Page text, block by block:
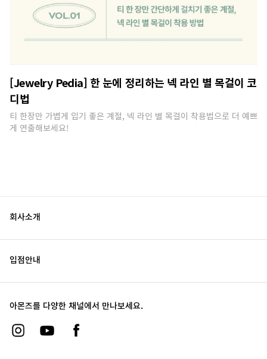
[Jewelry Pedia] 한 눈에 정리하는 넥 라인 별 목걸이 코
디법
티 한장만 가볍게 입기 좋은 계절, 넥 라인 별 목걸이 착용법으로 더 예쁘
게 연출해보세요!
회사소개
입점안내
아몬즈를 다양한 채널에서 만나보세요.